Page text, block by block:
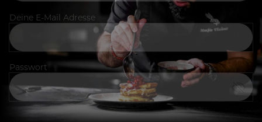
Deine E-Mail Adresse
Passwort